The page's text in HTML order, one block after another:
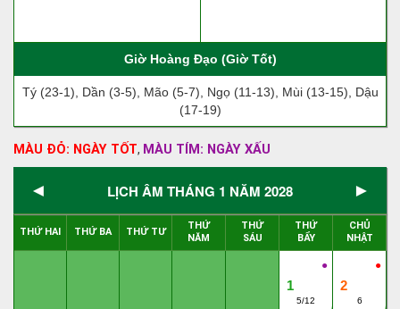
Giờ Hoàng Đạo (Giờ Tốt)
Tý (23-1), Dần (3-5), Mão (5-7), Ngọ (11-13), Mùi (13-15), Dậu
(17-19)
MÀU ĐỎ: NGÀY TỐT, MÀU TÍM: NGÀY XẤU
◄ LỊCH ÂM THÁNG 1 NĂM 2028 ►
THỨ HAI THỨ BA THỨ TƯ
THỨ
NĂM
THỨ
SÁU
THỨ
BẨY
CHỦ
NHẬT
●
1
5/12
●
2
6